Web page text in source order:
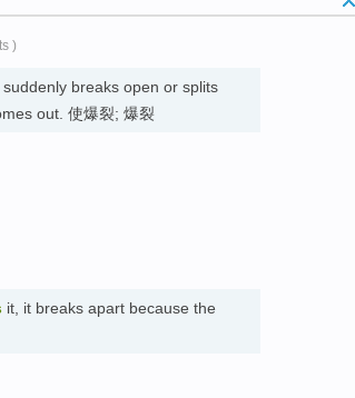
)
suddenly breaks open or splits
out. 使爆裂; 爆裂
it, it breaks apart because the